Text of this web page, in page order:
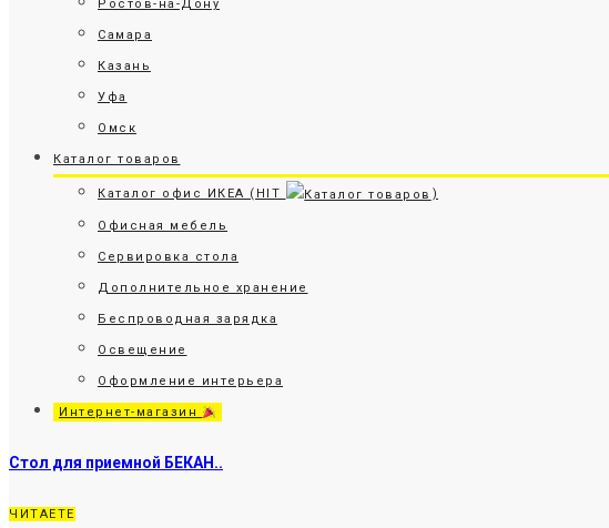
Ростов-на-Дону
Самара
Казань
Уфа
Омск
Каталог товаров
Каталог офис ИКЕА (HIT )
Офисная мебель
Сервировка стола
Дополнительное хранение
Беспроводная зарядка
Освещение
Оформление интерьера
Интернет-магазин
Стол для приемной БЕКАН..
ЧИТАЕТЕ